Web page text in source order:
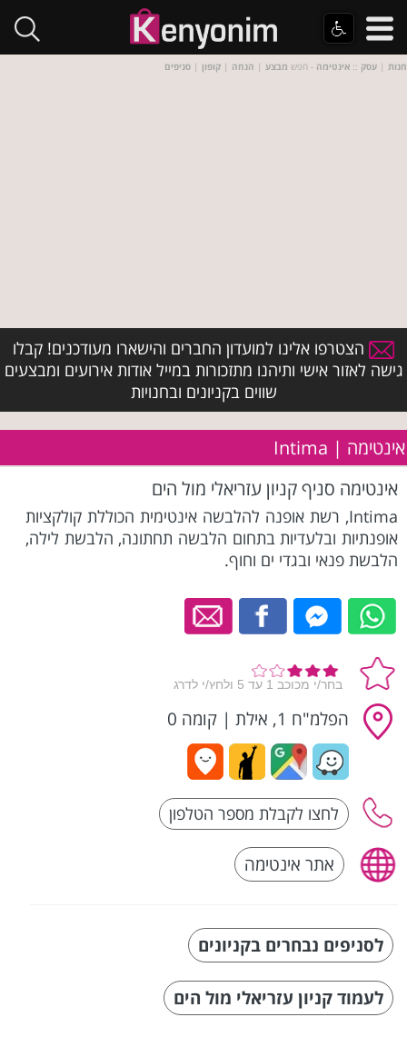
חנות | עסק :: אינטימה - חפש מבצע | הנחה | קופון | סניפים
הצטרפו אלינו למועדון החברים והישארו מעודכנים! קבלו
גישה לאזור אישי ותיהנו מתזכורות במייל אודות אירועים ומבצעים
שווים בקניונים ובחנויות
אינטימה | Intima
אינטימה סניף קניון עזריאלי מול הים
Intima, רשת אופנה להלבשה אינטימית הכוללת קולקציות
אופנתיות ובלעדיות בתחום הלבשה תחתונה, הלבשת לילה,
הלבשת פנאי ובגדי ים וחוף.
הפלמ"ח 1, אילת | קומה 0
אתר אינטימה
לסניפים נבחרים בקניונים
לעמוד קניון עזריאלי מול הים